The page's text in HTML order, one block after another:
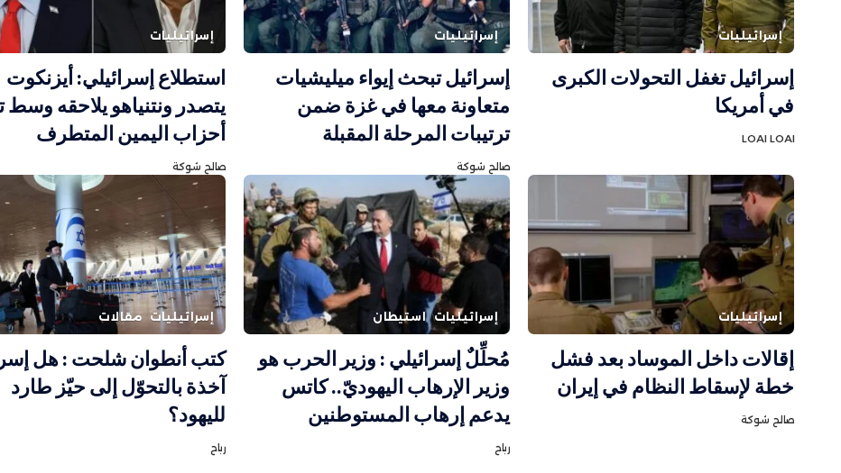
إسرائيليات
إسرائيل تغفل التحولات الكبرى
في أمريكا
LOAI LOAI
إسرائيليات
إسرائيل تبحث إيواء ميليشيات
متعاونة معها في غزة ضمن
ترتيبات المرحلة المقبلة
صالح شوكة
إسرائيليات
استطلاع إسرائيلي: أيزنكوت
يتصدر ونتنياهو يلاحقه وسط
أحزاب اليمين المتطرف
صالح شوكة
إسرائيليات
إقالات داخل الموساد بعد فشل
خطة لإسقاط النظام في إيران
صالح شوكة
إسرائيليات استيطان
مُحلِّلٌ إسرائيلي : وزير الحرب هو
وزير الإرهاب اليهوديّ.. كاتس
يدعم إرهاب المستوطنين
رباح
إسرائيليات مقالات
كتب أنطوان شلحت : هل
آخذة بالتحوّل إلى حيّز طارد
لليهود؟
رباح